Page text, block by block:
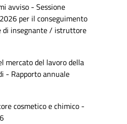
avviso - Sessione
per il conseguimento
di insegnante / istruttore
mercato del lavoro della
- Rapporto annuale
cosmetico e chimico -